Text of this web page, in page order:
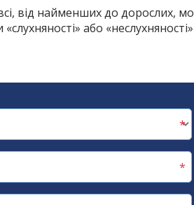
від найменших до дорослих,
або